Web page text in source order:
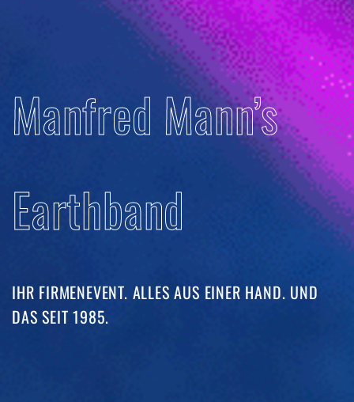
Manfred Mann’s
Earthband
IHR FIRMENEVENT. ALLES AUS EINER HAND. UND
DAS SEIT 1985. ​